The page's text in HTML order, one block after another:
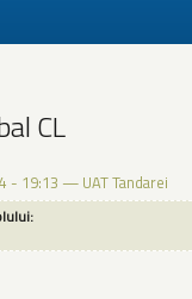
CL
- 19:13 — UAT Tandarei